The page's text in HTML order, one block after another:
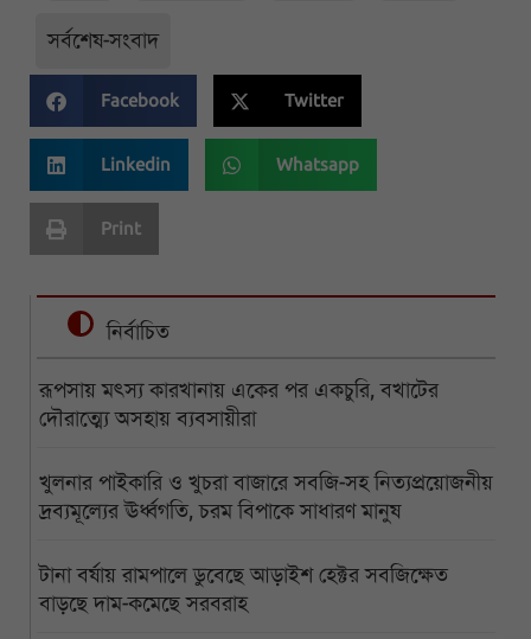
সর্বশেষ-সংবাদ
Facebook Twitter
Linkedin Whatsapp
Print
নির্বাচিত
রূপসায় মৎস্য কারখানায় একের পর একচুরি, বখাটের
দৌরাত্ম্যে অসহায় ব্যবসায়ীরা
খুলনার পাইকারি ও খুচরা বাজারে সবজি-সহ নিত্যপ্রয়োজনীয়
দ্রব্যমূল্যের ঊর্ধ্বগতি, চরম বিপাকে সাধারণ মানুষ
টানা বর্ষায় রামপালে ডুবেছে আড়াইশ হেক্টর সবজিক্ষেত
বাড়ছে দাম-কমেছে সরবরাহ